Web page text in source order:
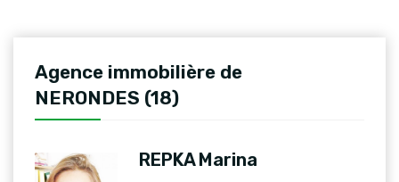
Agence immobilière de
NERONDES (18)
REPKA Marina